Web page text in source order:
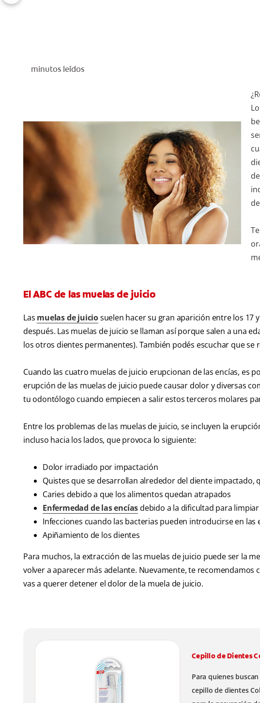
minutos leídos
El ABC de las muelas de juicio
Las muelas de juiciosuelen hacer su gran aparición entre los 17
después. Las muelas de juicio se llaman así porque salen a una
los otros dientes permanentes). También podés escuchar que
Cuando las cuatro muelas de juicio erupcionan de las encías, es
erupción de las muelas de juicio puede causar dolor y diversas
tu odontólogo cuando empiecen a salir estos terceros molares
Entre los problemas de las muelas de juicio, se incluyen la
incluso hacia los lados, que provoca lo siguiente:
Dolor irradiado por impactación
Quistes que se desarrollan alrededor del diente impactado,
Caries debido a que los alimentos quedan atrapados
Enfermedad de las encíasdebido a la dificultad para
Infecciones cuando las bacterias pueden introducirse en las
Apiñamiento de los dientes
Para muchos, la extracción de las muelas de juicio puede ser la
volver a aparecer más adelante. Nuevamente, te
vas a querer detener el dolor de la muela de juicio.
Cepillo de Dientes
Para quienes
cepillo de dientes